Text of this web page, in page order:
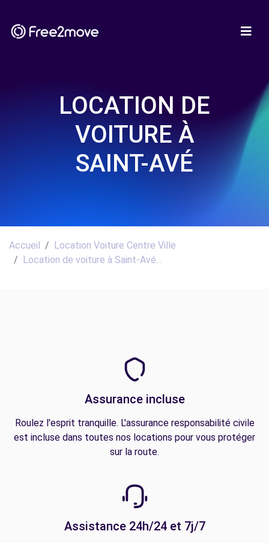
LOCATION DE
VOITURE À
SAINT-AVÉ
Accueil
Location Voiture Centre Ville
Location de voiture à Saint-Avé...
Assurance incluse
Roulez l'esprit tranquille. L'assurance responsabilité civile
est incluse dans toutes nos locations pour vous protéger
sur la route.
Assistance 24h/24 et 7j/7